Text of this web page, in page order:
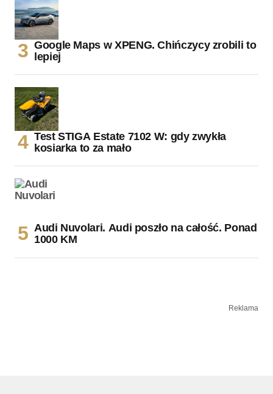
Google Maps w XPENG. Chińczycy zrobili to
lepiej
Test STIGA Estate 7102 W: gdy zwykła
kosiarka to za mało
Audi Nuvolari. Audi poszło na całość. Ponad
1000 KM
Reklama